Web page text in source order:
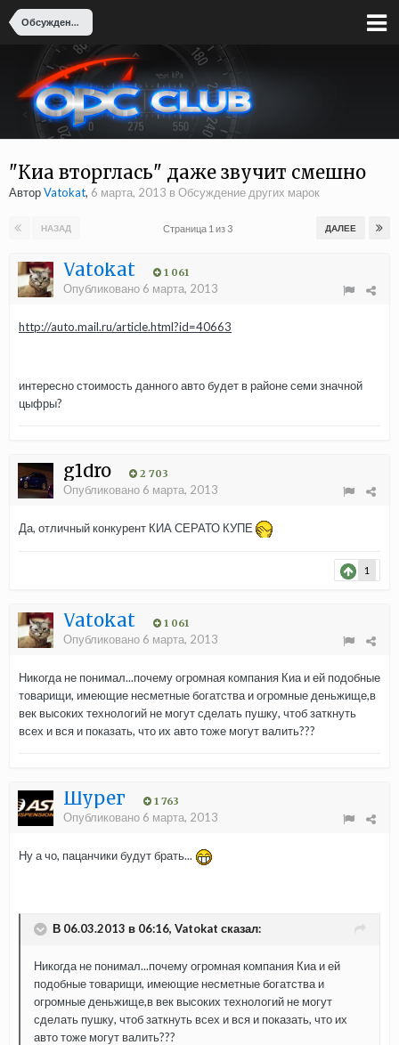
Обсуждение других марок
"Киа вторглась" даже звучит смешно
АвторVatokat, 6 марта, 2013 в Обсуждение других марок
НАЗАД ДАЛЕЕ
Страница 1 из 3
Vatokat 1 061
Опубликовано 6 марта, 2013
http://auto.mail.ru/article.html?id=40663
интересно стоимость данного авто будет в районе семи значной
цыфры?
g1dro 2 703
Опубликовано 6 марта, 2013
Да, отличный конкурент КИА СЕРАТО КУПЕ
1
Vatokat 1 061
Опубликовано 6 марта, 2013
Никогда не понимал...почему огромная компания Киа и ей подобные
товарищи, имеющие несметные богатства и огромные деньжище,в
век высоких технологий не могут сделать пушку, чтоб заткнуть
всех и вся и показать, что их авто тоже могут валить???
Шурег 1 763
Опубликовано 6 марта, 2013
Ну а чо, пацанчики будут брать...
В 06.03.2013 в 06:16, Vatokat сказал:
Никогда не понимал...почему огромная компания Киа и ей
подобные товарищи, имеющие несметные богатства и
огромные деньжище,в век высоких технологий не могут
сделать пушку, чтоб заткнуть всех и вся и показать, что их
авто тоже могут валить???